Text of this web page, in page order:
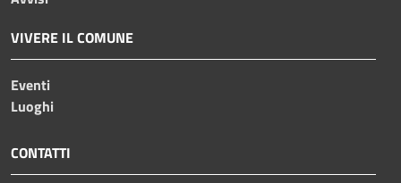
VIVERE IL COMUNE
Eventi
Luoghi
CONTATTI